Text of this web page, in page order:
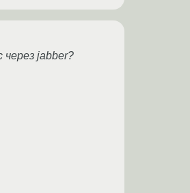
через jabber?